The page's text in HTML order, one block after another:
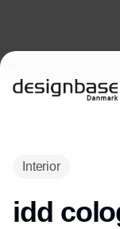
Interior
idd